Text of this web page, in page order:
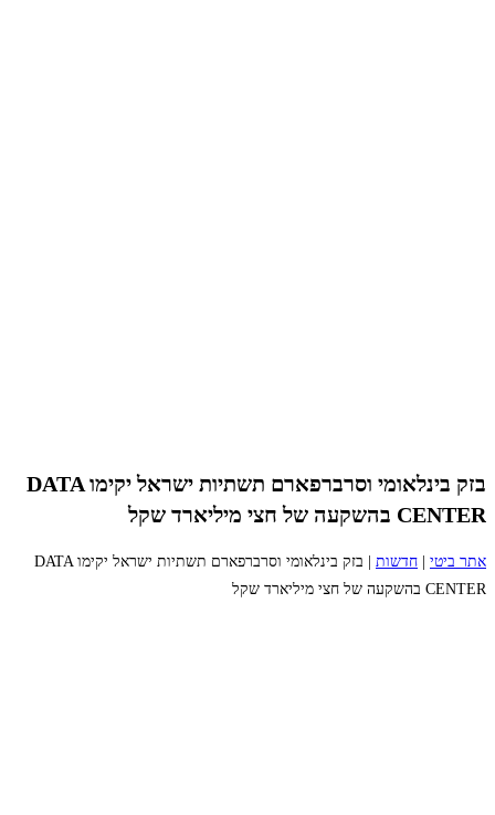
בזק בינלאומי וסרברפארם תשתיות ישראל יקימו DATA
CENTER בהשקעה של חצי מיליארד שקל
אתר ביטי חדשות
בזק בינלאומי וסרברפארם תשתיות ישראל יקימו DATA
CENTER בהשקעה של חצי מיליארד שקל